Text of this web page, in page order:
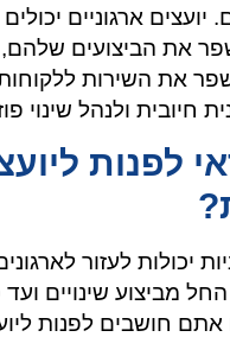
יועצים ארגוניים
את הביצועים
את השירות
חיובית ולנהל שינוי
לפנות
יכולות לעזור
מביצוע שינויים
אתם חושבים לפנות